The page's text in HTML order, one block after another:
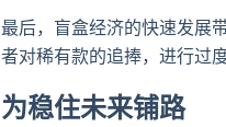
最后，盲盒经济的快速发展
者对稀有款的追捧，进行过
为稳住未来铺路